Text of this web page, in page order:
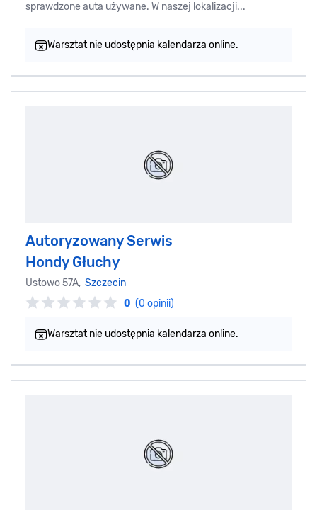
sprawdzone auta używane. W naszej lokalizacji...
Warsztat nie udostępnia kalendarza online.
Autoryzowany Serwis
Hondy Głuchy
Ustowo 57A, Szczecin
0 (0 opinii)
Warsztat nie udostępnia kalendarza online.